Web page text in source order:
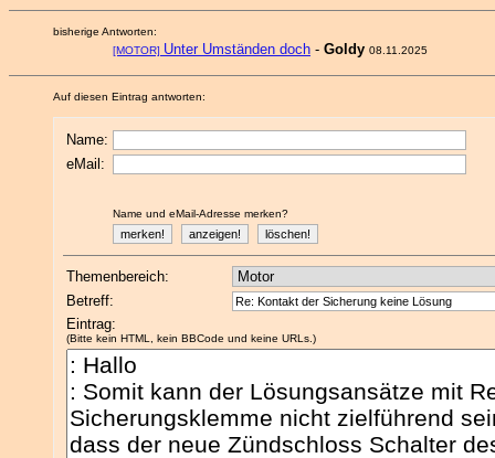
bisherige Antworten:
[MOTOR] Unter Umständen doch - Goldy 08.11.2025
Auf diesen Eintrag antworten:
Name:
eMail:
Name und eMail-Adresse merken?
Themenbereich:
Betreff:
Eintrag:
(Bitte kein HTML, kein BBCode und keine URLs.)